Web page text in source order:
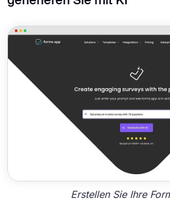
Erstellen Sie Ihre